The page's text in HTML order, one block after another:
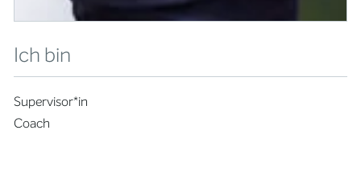
Ich bin
Supervisor*in
Coach